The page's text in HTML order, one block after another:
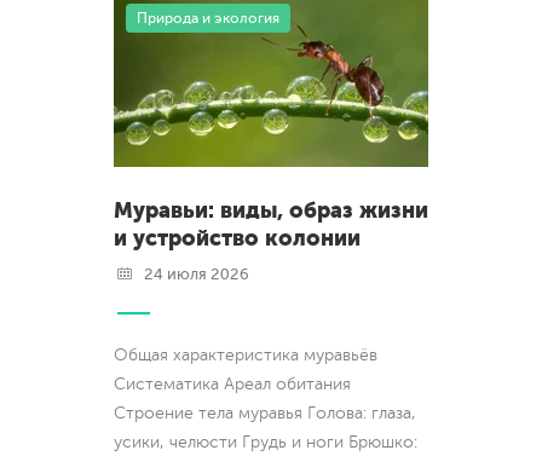
Природа и экология
Муравьи: виды, образ жизни
и устройство колонии
24 июля 2026
Общая характеристика муравьёв
Систематика Ареал обитания
Строение тела муравья Голова: глаза,
усики, челюсти Грудь и ноги Брюшко: